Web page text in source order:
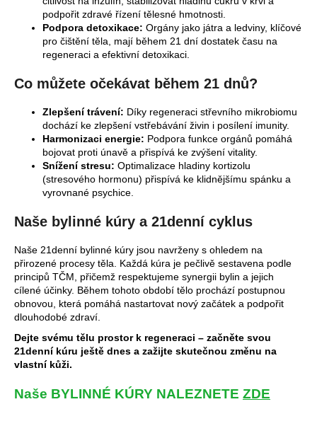
podpořit zdravé řízení tělesné hmotnosti.
Podpora detoxikace: Orgány jako játra a ledviny, klíčové
pro čištění těla, mají během 21 dní dostatek času na
regeneraci a efektivní detoxikaci.
Co můžete očekávat během 21 dnů?
Zlepšení trávení: Díky regeneraci střevního mikrobiomu
dochází ke zlepšení vstřebávání živin i posílení imunity.
Harmonizaci energie: Podpora funkce orgánů pomáhá
bojovat proti únavě a přispívá ke zvýšení vitality.
Snížení stresu: Optimalizace hladiny kortizolu
(stresového hormonu) přispívá ke klidnějšímu spánku a
vyrovnané psychice.
Naše bylinné kúry a 21denní cyklus
Naše 21denní bylinné kúry jsou navrženy s ohledem na
přirozené procesy těla. Každá kúra je pečlivě sestavena podle
principů TČM, přičemž respektujeme synergii bylin a jejich
cílené účinky. Během tohoto období tělo prochází postupnou
obnovou, která pomáhá nastartovat nový začátek a podpořit
dlouhodobé zdraví.
Dejte svému tělu prostor k regeneraci – začněte svou
21denní kúru ještě dnes a zažijte skutečnou změnu na
vlastní kůži.
Naše BYLINNÉ KÚRY NALEZNETE ZDE